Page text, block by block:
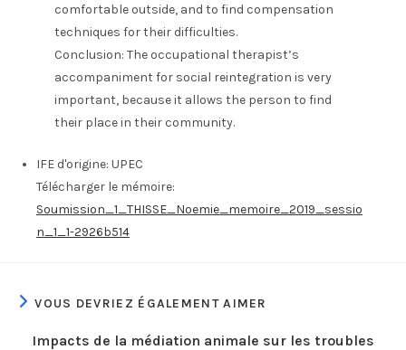
comfortable outside, and to find compensation
techniques for their difficulties.
Conclusion: The occupational therapist’s
accompaniment for social reintegration is very
important, because it allows the person to find
their place in their community.
IFE d'origine: UPEC
Télécharger le mémoire:
Soumission_1_THISSE_Noemie_memoire_2019_sessio
n_1_1-2926b514
VOUS DEVRIEZ ÉGALEMENT AIMER
Impacts de la médiation animale sur les troubles